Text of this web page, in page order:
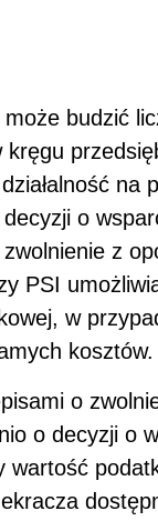
budzić
kręgu
na
o
z
PSI
w
kosztów.
o
o decyzji o
wartość